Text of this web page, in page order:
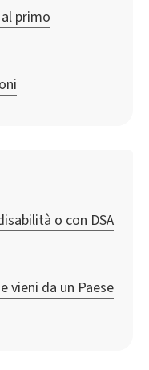
primo
o con DSA
vieni da un Paese